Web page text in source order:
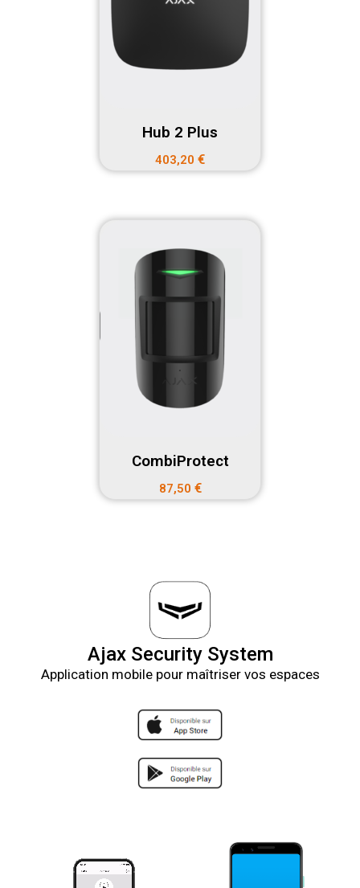
Hub 2 Plus
403,20 €
CombiProtect
87,50 €
Ajax Security System
Application mobile pour maîtriser vos espaces